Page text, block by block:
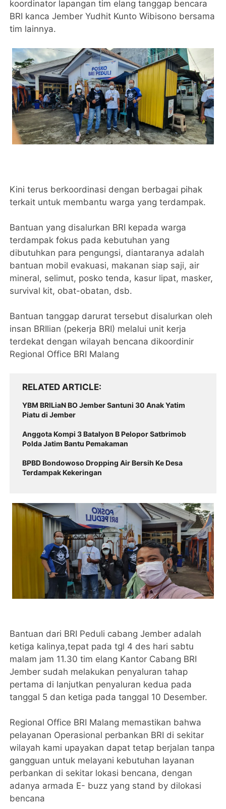
koordinator lapangan tim elang tanggap bencara
BRI kanca Jember Yudhit Kunto Wibisono bersama
tim lainnya.
Kini terus berkoordinasi dengan berbagai pihak
terkait untuk membantu warga yang terdampak.
Bantuan yang disalurkan BRI kepada warga
terdampak fokus pada kebutuhan yang
dibutuhkan para pengungsi, diantaranya adalah
bantuan mobil evakuasi, makanan siap saji, air
mineral, selimut, posko tenda, kasur lipat, masker,
survival kit, obat-obatan, dsb.
Bantuan tanggap darurat tersebut disalurkan oleh
insan BRIlian (pekerja BRI) melalui unit kerja
terdekat dengan wilayah bencana dikoordinir
Regional Office BRI Malang
RELATED ARTICLE
YBM BRILiaN BO Jember Santuni 30 Anak Yatim
Piatu di Jember
Anggota Kompi 3 Batalyon B Pelopor Satbrimob
Polda Jatim Bantu Pemakaman
BPBD Bondowoso Dropping Air Bersih Ke Desa
Terdampak Kekeringan
Bantuan dari BRI Peduli cabang Jember adalah
ketiga kalinya,tepat pada tgl 4 des hari sabtu
malam jam 11.30 tim elang Kantor Cabang BRI
Jember sudah melakukan penyaluran tahap
pertama di lanjutkan penyaluran kedua pada
tanggal 5 dan ketiga pada tanggal 10 Desember.
Regional Office BRI Malang memastikan bahwa
pelayanan Operasional perbankan BRI di sekitar
wilayah kami upayakan dapat tetap berjalan tanpa
gangguan untuk melayani kebutuhan layanan
perbankan di sekitar lokasi bencana, dengan
adanya armada E- buzz yang stand by dilokasi
bencana